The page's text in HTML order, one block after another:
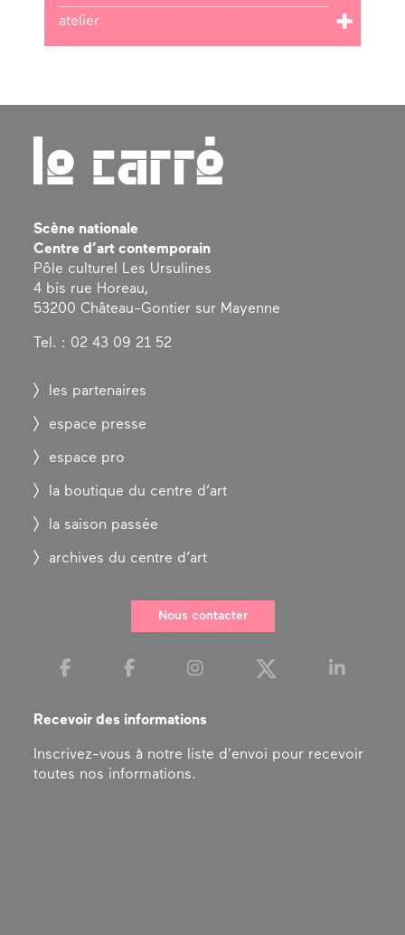
atelier
Scène nationale
Centre d’art contemporain
Pôle culturel Les Ursulines
4 bis rue Horeau,
53200 Château-Gontier sur Mayenne
Tel. : 02 43 09 21 52
les partenaires
espace presse
espace pro
la boutique du centre d’art
la saison passée
archives du centre d’art
Nous contacter
Recevoir des informations
Inscrivez-vous à notre liste d'envoi pour recevoir
toutes nos informations.